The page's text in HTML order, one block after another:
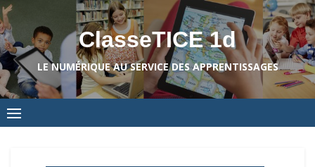
Skip
to
content
ClasseTICE 1d
LE NUMÉRIQUE AU SERVICE DES APPRENTISSAGES